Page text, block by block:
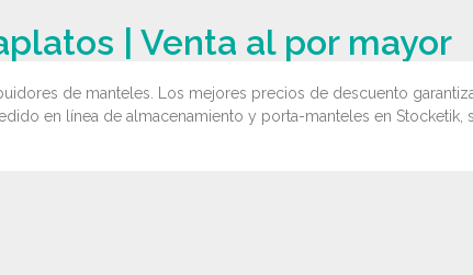
| Venta al por mayor
de manteles. Los mejores precios de descuento
en línea de almacenamiento y porta-manteles en Stocketik,